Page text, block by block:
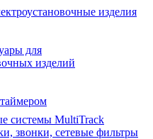
изделия
для
изделий
системы MultiTrack
звонки, сетевые фильтры